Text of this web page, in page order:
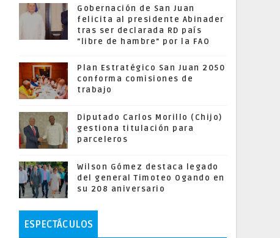
Gobernación de San Juan
felicita al presidente Abinader
tras ser declarada RD país
"libre de hambre" por la FAO
Plan Estratégico San Juan 2050
conforma comisiones de
trabajo
Diputado Carlos Morillo (Chijo)
gestiona titulación para
parceleros
Wilson Gómez destaca legado
del general Timoteo Ogando en
su 208 aniversario
ESPECTÁCULOS